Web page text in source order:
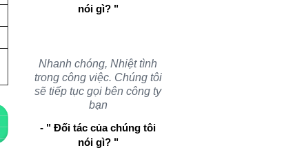
nói gì? "
Nhanh chóng, Nhiệt tình
trong công việc. Chúng tôi
sẽ tiếp tục gọi bên công ty
bạn
- " Đối tác của chúng tôi
nói gì? "